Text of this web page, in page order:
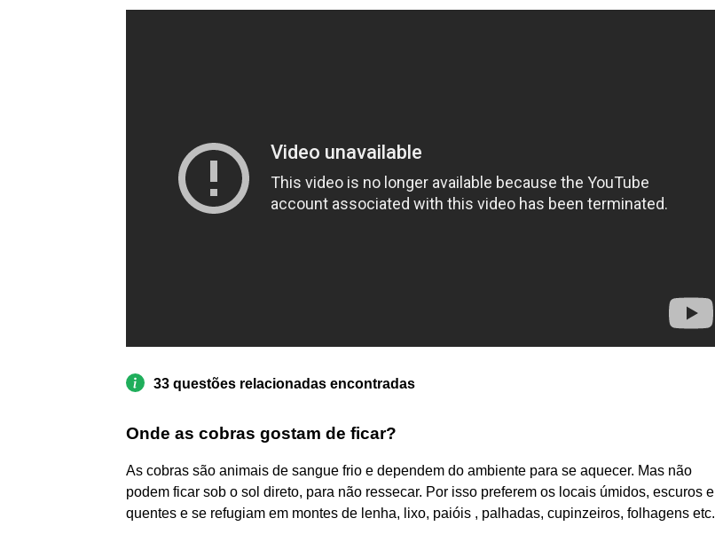
33 questões relacionadas encontradas
Onde as cobras gostam de ficar?
As cobras são animais de sangue frio e dependem do ambiente para se aquecer. Mas não
podem ficar sob o sol direto, para não ressecar. Por isso preferem os locais úmidos, escuros e
quentes e se refugiam em montes de lenha, lixo, paióis , palhadas, cupinzeiros, folhagens etc.